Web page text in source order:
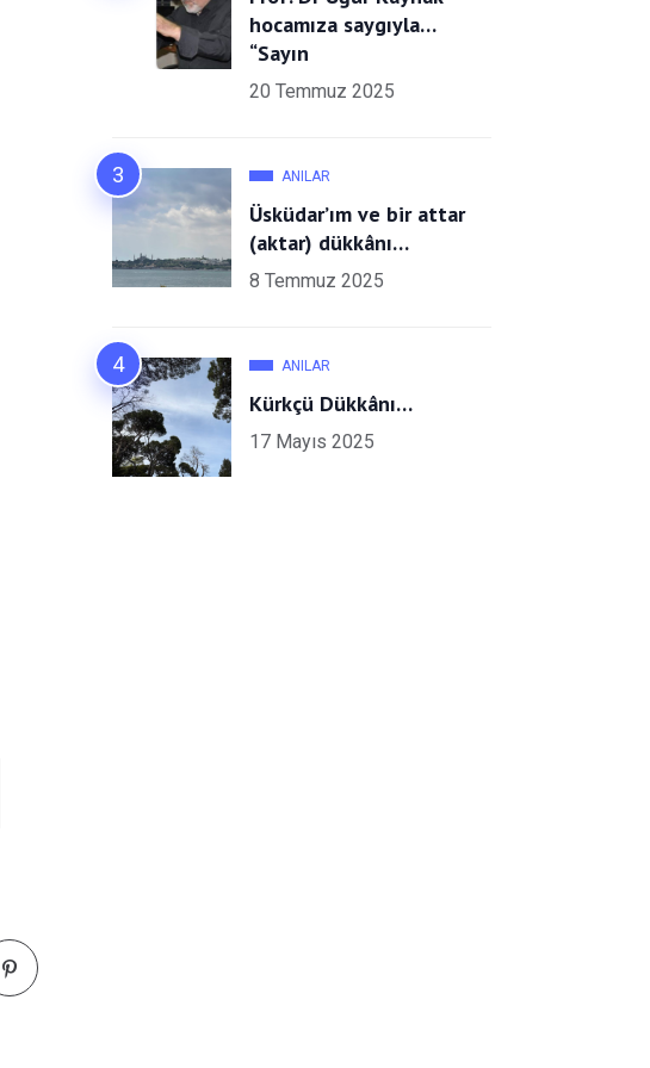
hocamıza saygıyla…
“Sayın
20 Temmuz 2025
ANILAR
Üsküdar’ım ve bir attar
(aktar) dükkânı…
8 Temmuz 2025
ANILAR
Kürkçü Dükkânı…
17 Mayıs 2025